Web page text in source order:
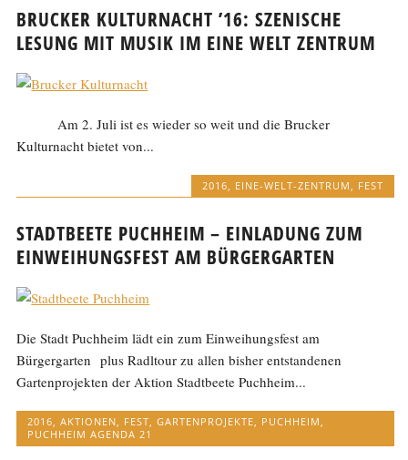
BRUCKER KULTURNACHT ’16: SZENISCHE
LESUNG MIT MUSIK IM EINE WELT ZENTRUM
Am 2. Juli ist es wieder so weit und die Brucker
Kulturnacht bietet von...
2016 EINE-WELT-ZENTRUM FEST
STADTBEETE PUCHHEIM – EINLADUNG ZUM
EINWEIHUNGSFEST AM BÜRGERGARTEN
Die Stadt Puchheim lädt ein zum Einweihungsfest am
Bürgergarten plus Radltour zu allen bisher entstandenen
Gartenprojekten der Aktion Stadtbeete Puchheim...
2016,AKTIONEN, FEST,GARTENPROJEKTE, PUCHHEIM,
PUCHHEIM AGENDA 21